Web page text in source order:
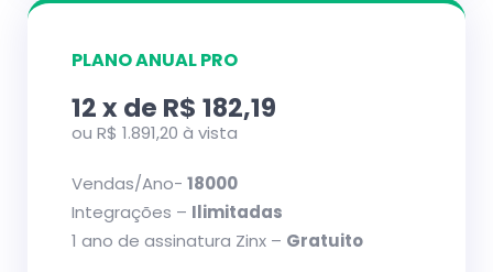
PLANO ANUAL PRO
12 x de R$ 182,19
ou R$ 1.891,20 à vista
Vendas/Ano- 18000
Integrações – Ilimitadas
1 ano de assinatura Zinx – Gratuito